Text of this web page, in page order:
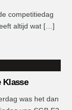
competitiedag
altijd wat […]
Klasse
was het dan